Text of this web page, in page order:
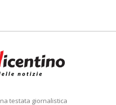
testata giornalistica